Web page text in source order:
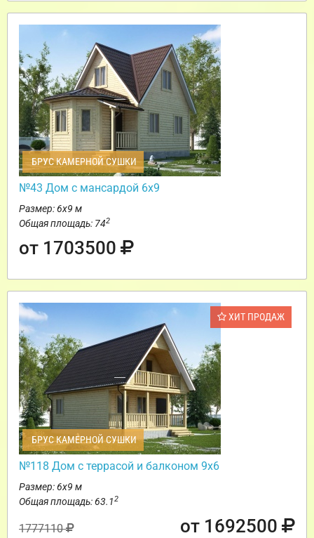
БРУС КАМЕРНОЙ СУШКИ
№43 Дом с мансардой 6х9
Размер: 6х9 м
Общая площадь: 742
от 1703500
ХИТ ПРОДАЖ
БРУС КАМЕРНОЙ СУШКИ
№118 Дом с террасой и балконом 9х6
Размер: 6х9 м
Общая площадь: 63.12
1777110 от 1692500